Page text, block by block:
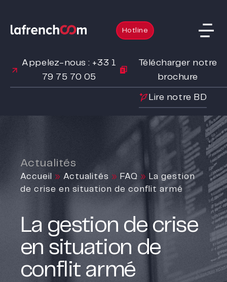
Hotline
Appelez-nous : +33 1
79 75 70 05
Télécharger notre
brochure
Lire notre BD
Actualités
Accueil » Actualités » FAQ » La gestion
de crise en situation de conflit armé
La gestion de crise
en situation de
conflit armé